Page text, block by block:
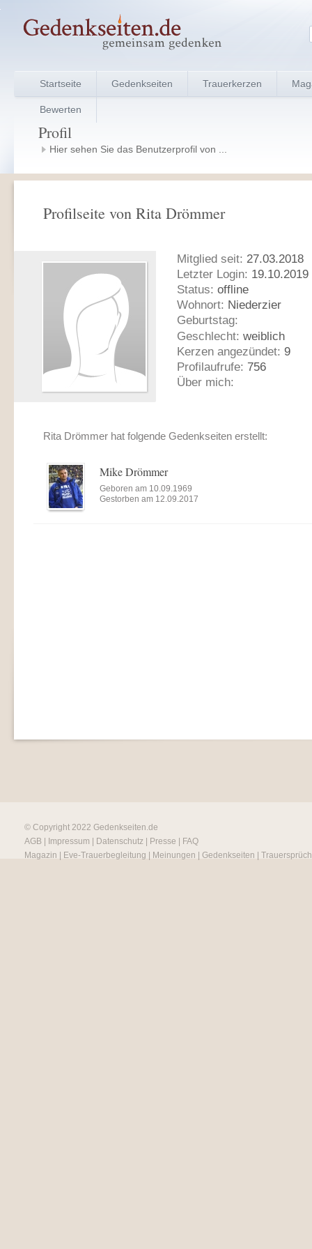
Startseite Gedenkseiten Trauerkerzen
Bewerten
Profil
Hier sehen Sie das Benutzerprofil von ...
Profilseite von Rita Drömmer
Mitglied seit: 27.03.2018
Letzter Login:
Status: offline
Wohnort: Niederzier
Geburtstag:
Geschlecht: weiblich
Kerzen angezündet: 9
Profilaufrufe: 756
Über mich:
Rita Drömmer hat folgende Gedenkseiten erstellt:
Mike Drömmer
Geboren am 10.09.1969
Gestorben am 12.09.2017
© Copyright 2022 Gedenkseiten.de
AGB
Impressum Datenschutz Presse
FAQ
Magazin
Eve-Trauerbegleitung Meinungen Gedenkseiten